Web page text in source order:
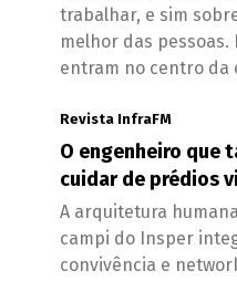
trabalhar, e sim
melhor das pessoas.
entram no centro da
Revista InfraFM
O engenheiro que
cuidar de prédios
A arquitetura
campi do Insper
convivência e